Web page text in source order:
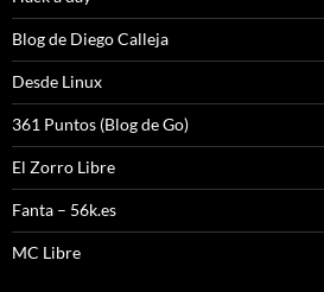
Blog de Diego Calleja
Desde Linux
361 Puntos (Blog de Go)
El Zorro Libre
Fanta – 56k.es
MC Libre